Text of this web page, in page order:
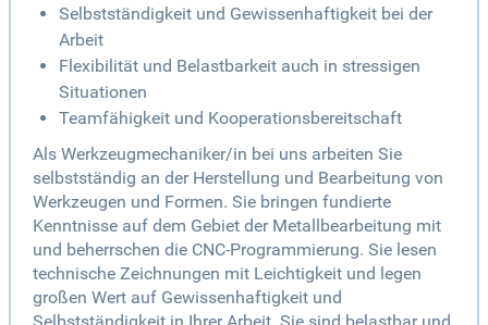
Selbstständigkeit und Gewissenhaftigkeit bei der
Arbeit
Flexibilität und Belastbarkeit auch in stressigen
Situationen
Teamfähigkeit und Kooperationsbereitschaft
Als Werkzeugmechaniker/in bei uns arbeiten Sie
selbstständig an der Herstellung und Bearbeitung von
Werkzeugen und Formen. Sie bringen fundierte
Kenntnisse auf dem Gebiet der Metallbearbeitung mit
und beherrschen die CNC-Programmierung. Sie lesen
technische Zeichnungen mit Leichtigkeit und legen
großen Wert auf Gewissenhaftigkeit und